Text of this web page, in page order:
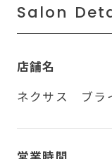
Salon
店舗名
ネクサス ブラ